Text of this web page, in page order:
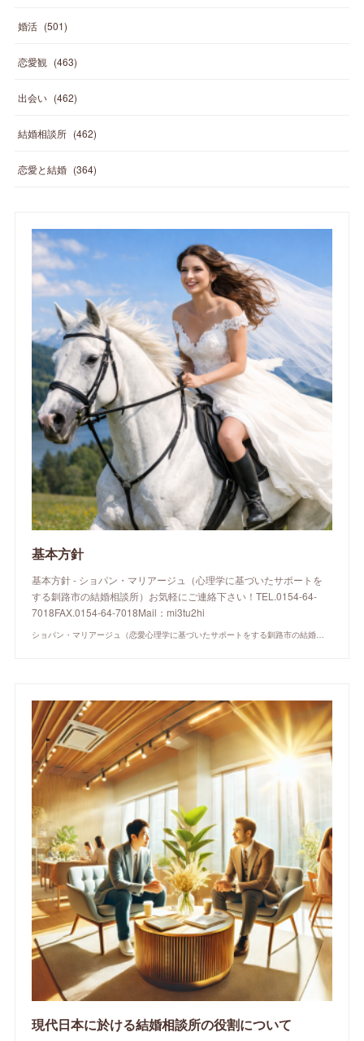
婚活 (501)
恋愛観 (463)
出会い (462)
結婚相談所 (462)
恋愛と結婚 (364)
基本方針
基本方針 - ショパン・マリアージュ（心理学に基づいたサポートを
する釧路市の結婚相談所）お気軽にご連絡下さい！TEL.0154-64-
7018FAX.0154-64-7018Mail：mi3tu2hi
現代日本に於ける結婚相談所の役割について